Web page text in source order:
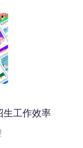
生工作效率